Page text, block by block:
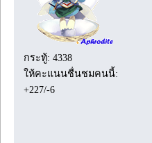
กระทู้: 4338
ให้คะแนนชื่นชมคนนี้:
+227/-6